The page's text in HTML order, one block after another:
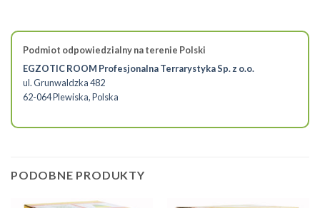
Podmiot odpowiedzialny na terenie Polski
EGZOTIC ROOM Profesjonalna Terrarystyka Sp. z o.o.
ul. Grunwaldzka 482
62-064 Plewiska, Polska
PODOBNE PRODUKTY